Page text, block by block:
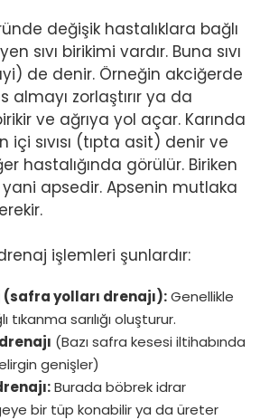
değişik hastalıklara bağlı
sıvı birikimi vardır. Buna sıvı
de denir. Örneğin akciğerde
almayı zorlaştırır ya da
ve ağrıya yol açar. Karında
içi sıvısı (tıpta asit) denir ve
hastalığında görülür. Biriken
yani apsedir. Apsenin mutlaka
işlemleri şunlardır:
yolları drenajı):Genellikle
sarılığı oluşturur.
(Bazı safra kesesi iltihabında
genişler)
Burada böbrek idrar
bir tüp konabilir ya da üreter